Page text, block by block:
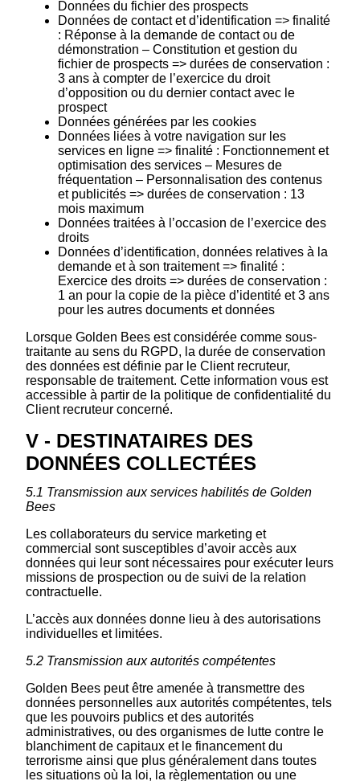
Données du fichier des prospects
Données de contact et d’identification => finalité
: Réponse à la demande de contact ou de
démonstration – Constitution et gestion du
fichier de prospects => durées de conservation :
3 ans à compter de l’exercice du droit
d’opposition ou du dernier contact avec le
prospect
Données générées par les cookies
Données liées à votre navigation sur les
services en ligne => finalité : Fonctionnement et
optimisation des services – Mesures de
fréquentation – Personnalisation des contenus
et publicités => durées de conservation : 13
mois maximum
Données traitées à l’occasion de l’exercice des
droits
Données d’identification, données relatives à la
demande et à son traitement => finalité :
Exercice des droits => durées de conservation :
1 an pour la copie de la pièce d’identité et 3 ans
pour les autres documents et données
Lorsque Golden Bees est considérée comme sous-
traitante au sens du RGPD, la durée de conservation
des données est définie par le Client recruteur,
responsable de traitement. Cette information vous est
accessible à partir de la politique de confidentialité du
Client recruteur concerné.
V - DESTINATAIRES DES
DONNÉES COLLECTÉES
5.1 Transmission aux services habilités de Golden
Bees
Les collaborateurs du service marketing et
commercial sont susceptibles d’avoir accès aux
données qui leur sont nécessaires pour exécuter leurs
missions de prospection ou de suivi de la relation
contractuelle.
L’accès aux données donne lieu à des autorisations
individuelles et limitées.
5.2 Transmission aux autorités compétentes
Golden Bees peut être amenée à transmettre des
données personnelles aux autorités compétentes, tels
que les pouvoirs publics et des autorités
administratives, ou des organismes de lutte contre le
blanchiment de capitaux et le financement du
terrorisme ainsi que plus généralement dans toutes
les situations où la loi, la règlementation ou une